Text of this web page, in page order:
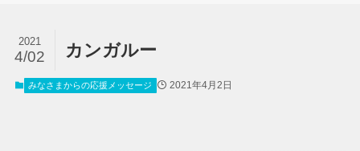
カンガルー
2021
4/02
みなさまからの応援メッセージ 2021年4月2日